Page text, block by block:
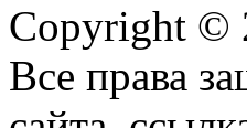
Copyright ©
Все права